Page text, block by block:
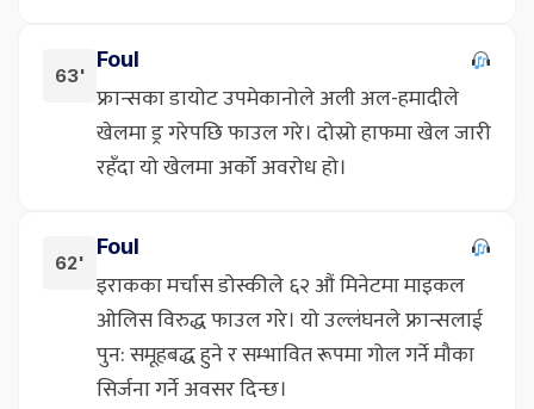
63'
Foul
फ्रान्सका डायोट उपमेकानोले अली अल-हमादीले
खेलमा ड्र गरेपछि फाउल गरे। दोस्रो हाफमा खेल जारी
रहँदा यो खेलमा अर्को अवरोध हो।
62'
Foul
इराकका मर्चास डोस्कीले ६२ औं मिनेटमा माइकल
ओलिस विरुद्ध फाउल गरे। यो उल्लंघनले फ्रान्सलाई
पुन: समूहबद्ध हुने र सम्भावित रूपमा गोल गर्ने मौका
सिर्जना गर्ने अवसर दिन्छ।